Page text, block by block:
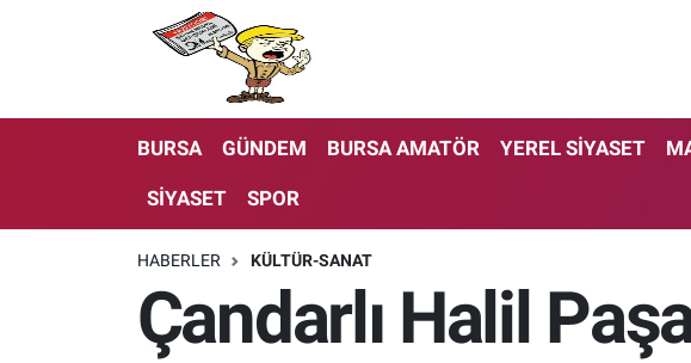
BURSA GÜNDEM BURSA AMATÖR YEREL SİYASET
SİYASET SPOR
HABERLER KÜLTÜR-SANAT
Çandarlı Halil